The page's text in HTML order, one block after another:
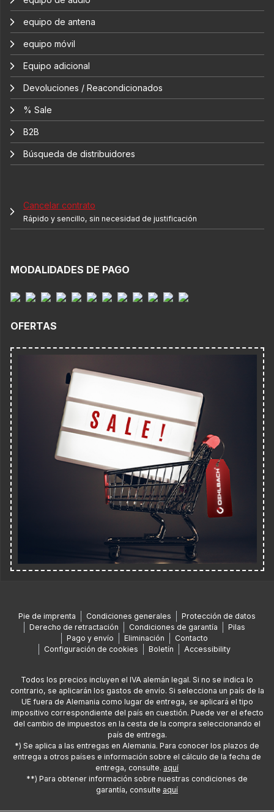
equipo de antena
equipo móvil
Equipo adicional
Devoluciones / Reacondicionados
% Sale
B2B
Búsqueda de distribuidores
Cancelar contrato
Rápido y sencillo, sin necesidad de justificación
MODALIDADES DE PAGO
OFERTAS
Pie de imprenta Condiciones generales
Protección de datos
Derecho de retractación
Condiciones de garantía
Pilas
Pago y envío
Eliminación
Contacto
Configuración de cookies
Boletín Accessibility
Todos los precios incluyen el IVA alemán legal. Si no se indica lo
contrario, se aplicarán los gastos de envío. Si selecciona un país de la
UE fuera de Alemania como lugar de entrega, se aplicará el tipo
impositivo correspondiente del país en cuestión. Puede ver el efecto
del cambio de impuestos en la cesta de la compra seleccionando el
país de entrega.
*) Se aplica a las entregas en Alemania. Para conocer los plazos de
entrega a otros países e información sobre el cálculo de la fecha de
entrega, consulte. aquí
**) Para obtener información sobre nuestras condiciones de
garantía, consulte aquí